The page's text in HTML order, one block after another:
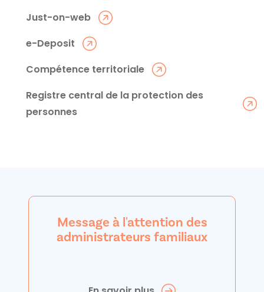
Just-on-web
e-Deposit
Compétence territoriale
Registre central de la protection des
personnes
Message à l'attention des
administrateurs familiaux